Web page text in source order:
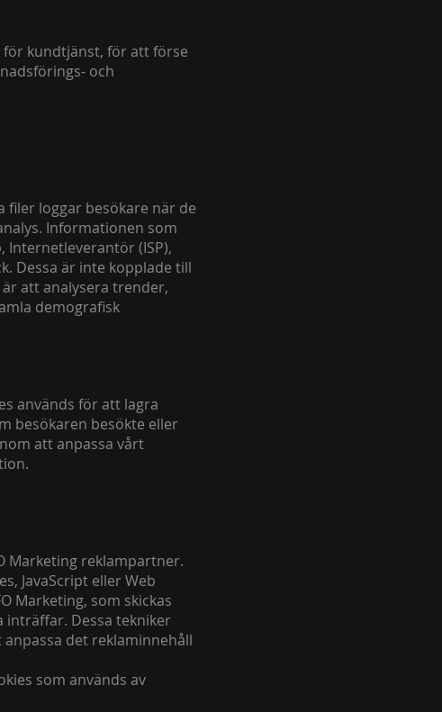
för kundtjänst, för att förse
och
filer loggar besökare när de
Informationen som
Internetleverantör (ISP),
Dessa är inte kopplade till
att analysera trender,
demografisk
används för att lagra
besökaren besökte eller
att anpassa vårt
Marketing reklampartner.
JavaScript eller Web
Marketing, som skickas
inträffar. Dessa tekniker
det reklaminnehåll
som används av